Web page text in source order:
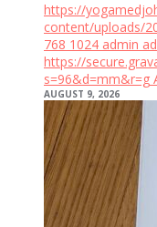
https://
content/uploads/
768 1024 admin
https://
s=96&d=mm&r=g
AUGUST 9, 2026